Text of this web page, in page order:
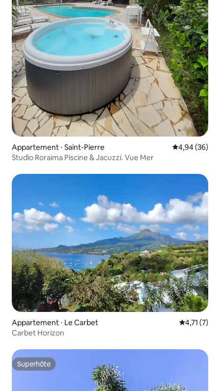
Appartement ⋅ Saint-Pierre Évaluation
4,94 (36)
Studio Roraima Piscine & Jacuzzi. Vue Mer
Appartement ⋅ Le Carbet Évaluation
4,71 (7)
Carbet Horizon
Superhôte
Superhôte